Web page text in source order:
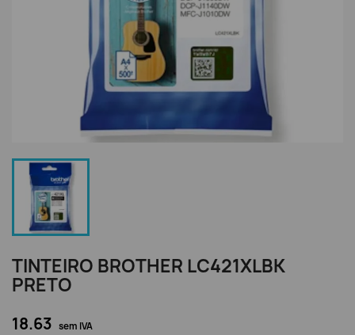
TINTEIRO BROTHER LC421XLBK
PRETO
18.63 sem IVA